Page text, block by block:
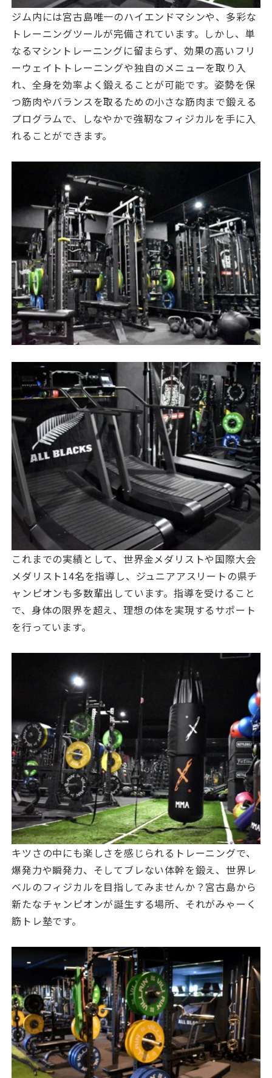
ジム内には宮古島唯一のハイエンドマシンや、多彩な
トレーニングツールが完備されています。しかし、単
なるマシントレーニングに留まらず、効果の高いフリ
ーウェイトトレーニングや独自のメニューを取り入
れ、全身を効率よく鍛えることが可能です。姿勢を保
つ筋肉やバランスを取るための小さな筋肉まで鍛える
プログラムで、しなやかで強靭なフィジカルを手に入
れることができます。
これまでの実績として、世界金メダリストや国際大会
メダリスト14名を指導し、ジュニアアスリートの県チ
ャンピオンも多数輩出しています。指導を受けること
で、身体の限界を超え、理想の体を実現するサポート
を行っています。
キツさの中にも楽しさを感じられるトレーニングで、
爆発力や瞬発力、そしてブレない体幹を鍛え、世界レ
ベルのフィジカルを目指してみませんか？宮古島から
新たなチャンピオンが誕生する場所、それがみゃーく
筋トレ塾です。